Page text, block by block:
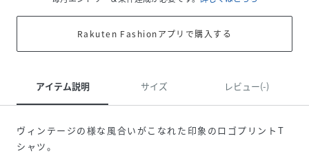
Rakuten Fashionアプリで購入する
アイテム説明 サイズ レビュー(-)
ヴィンテージの様な風合いがこなれた印象のロゴプリントT
シャツ。